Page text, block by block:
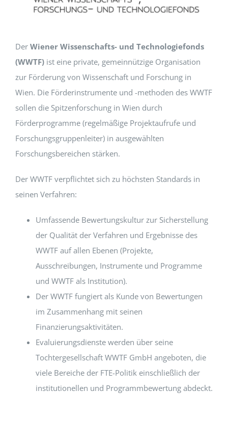
STANDARDS
LESENSWERTES
KONTAKT
Der Wiener Wissenschafts- und Technologiefonds
(WWTF)ist eine private, gemeinnützige Organisation
zur Förderung von Wissenschaft und Forschung in
Wien. Die Förderinstrumente und -methoden des WWTF
sollen die Spitzenforschung in Wien durch
Förderprogramme (regelmäßige Projektaufrufe und
Forschungsgruppenleiter) in ausgewählten
Forschungsbereichen stärken.
Der WWTF verpflichtet sich zu höchsten Standards in
seinen Verfahren:
Umfassende Bewertungskultur zur Sicherstellung
der Qualität der Verfahren und Ergebnisse des
WWTF auf allen Ebenen (Projekte,
Ausschreibungen, Instrumente und Programme
und WWTF als Institution).
Der WWTF fungiert als Kunde von Bewertungen
im Zusammenhang mit seinen
Finanzierungsaktivitäten.
Evaluierungsdienste werden über seine
Tochtergesellschaft WWTF GmbH angeboten, die
viele Bereiche der FTE-Politik einschließlich der
institutionellen und Programmbewertung abdeckt.